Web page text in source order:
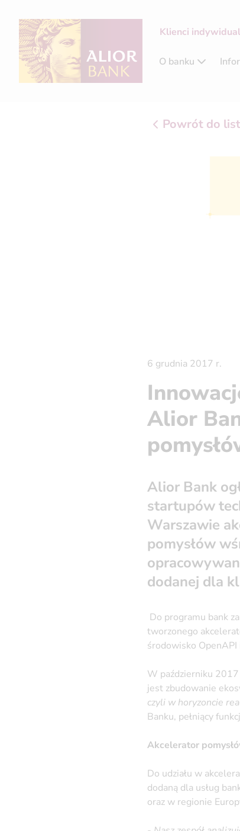
Klienci
O banku
Powrót do
6 grudnia 2017 r.
Alior
Alior Bank
startupów
Warszawie
pomysłów
dodanej dla
Do programu bank
tworzonego
środowisko
W październiku
jest zbudowanie
czyli w horyzoncie
Banku, pełniący
Akcelerator
Do udziału w
dodaną dla usług
oraz w regionie